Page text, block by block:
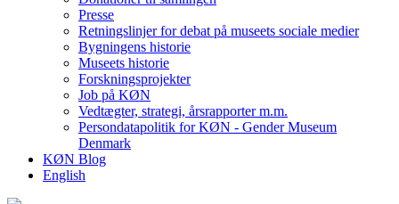
Presse
Retningslinjer for debat på museets sociale medier
Bygningens historie
Museets historie
Forskningsprojekter
Job på KØN
Vedtægter, strategi, årsrapporter m.m.
Persondatapolitik for KØN - Gender Museum
Denmark
KØN Blog
English